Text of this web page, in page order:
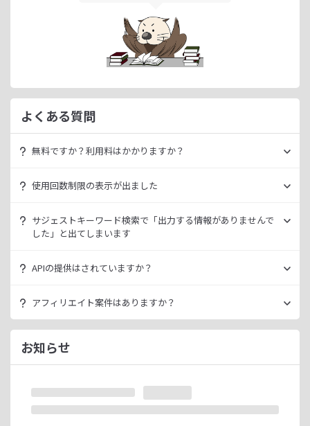
よくある質問
無料ですか？利用料はかかりますか？
いきなり課金されるようなことはございませんので、安心し
ただ、有料プランを利用することでよりニッチなキーワード
上させることができます。
使用回数制限の表示が出ました
ラッコID（メールアドレスのみ30秒登録）にご登録いただく
ことで制限が緩和されます。（※制限リセットは0時）
ご登録済みで制限に到達された場合は、有料プランのご利用
サジェストキーワード検索で「出力する情報がありませんで
した」と出てしまいます
ッコキーワードでも出力することができません。
サジェスト情報を出さない仕様になっております。
今後はサジェスト以外のキーワード取得手段も有料プランに
て提供してまいりますので、そちらにて対応できる見通しで
ございます。
APIの提供はされていますか？
詳細は ラッコキーワードAPIドキュメント
い。
アフィリエイト案件はありますか？
ラッコIDアフィリエイトにて、「ラッコキーワード」のアフ
ィリエイト案件をお取り扱いいたしております。
無料のユーザー登録、利用開始（初回ログイン）と有料プラ
※ラッコIDの重複登録と思われる場合は、成果が発生いたし
ません。
お知らせ